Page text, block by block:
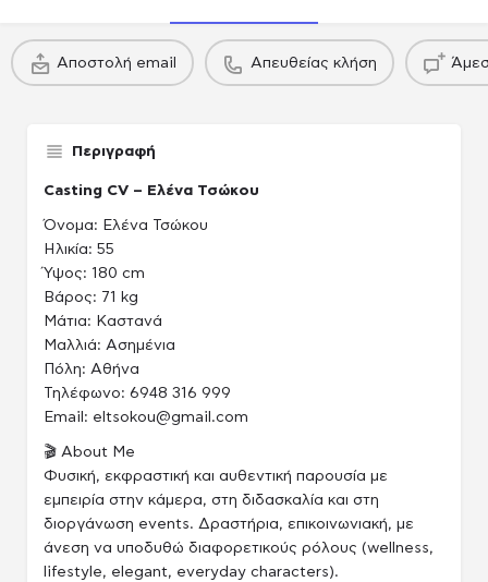
Αποστολή email
Παραγωγού / Casing agency
Απευθείας κλήση
Παραγωγού / Casing agency
Παραγωγού
Περιγραφή
Casting CV – Ελένα Τσώκου
Όνομα: Ελένα Τσώκου
Ηλικία: 55
Ύψος: 180 cm
Βάρος: 71 kg
Μάτια: Καστανά
Μαλλιά: Ασημένια
Πόλη: Αθήνα
Τηλέφωνο: 6948 316 999
Email: eltsokou@gmail.com
🎬 About Me
Φυσική, εκφραστική και αυθεντική παρουσία με
εμπειρία στην κάμερα, στη διδασκαλία και στη
διοργάνωση events. Δραστήρια, επικοινωνιακή, με
άνεση να υποδυθώ διαφορετικούς ρόλους (wellness,
lifestyle, elegant, everyday characters).